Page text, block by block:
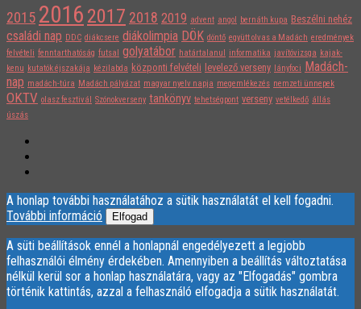
2015 2016 2017 2018 2019 advent angol bernáth kupa Beszélni nehéz
családi nap DDC diákcsere diákolimpia DÖK döntő együtt olvas a Madách eredmények
felvételi fenntarthatóság futsal golyatábor határtalanul informatika javítóvizsga kajak-
kenu kutatók éjszakája kézilabda központi felvételi levelező verseny lányfoci
Madách-
nap madách-túra Madách pályázat magyar nyelv napja megemlékezés nemzeti ünnepek
OKTV olasz fesztivál Szónokverseny tankönyv tehetségpont verseny vetélkedő állás
úszás
A honlap további használatához a sütik használatát el kell fogadni.
További információ
Elfogad
A süti beállítások ennél a honlapnál engedélyezett a legjobb
felhasználói élmény érdekében. Amennyiben a beállítás változtatása
nélkül kerül sor a honlap használatára, vagy az "Elfogadás" gombra
történik kattintás, azzal a felhasználó elfogadja a sütik használatát.